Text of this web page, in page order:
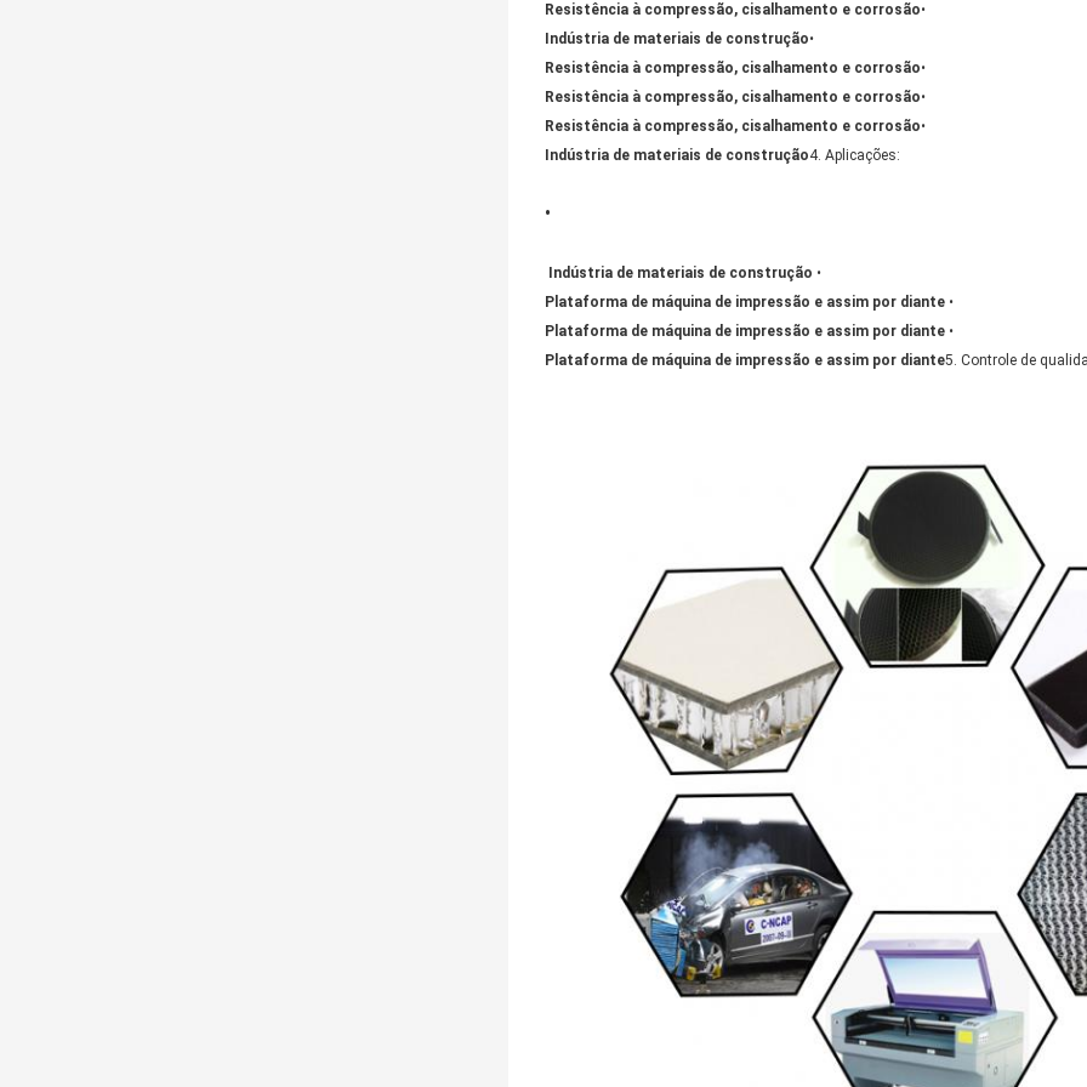
Resistência à compressão, cisalhamento e corrosão•
Indústria de materiais de construção•
Resistência à compressão, cisalhamento e corrosão•
Resistência à compressão, cisalhamento e corrosão•
Resistência à compressão, cisalhamento e corrosão•
Indústria de materiais de construção4. Aplicações:
•
Indústria de materiais de construção •
Plataforma de máquina de impressão e assim por diante •
Plataforma de máquina de impressão e assim por diante •
Plataforma de máquina de impressão e assim por diante5. Controle de